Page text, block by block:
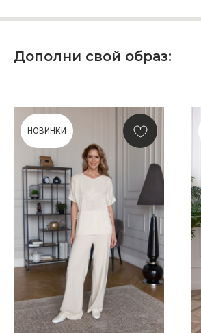
Дополни свой образ:
НОВИНКИ
Хотите быть в курсе всех новинок
и акций, подпишитесь на email рассылку
Ваш e-mail
Подписаться
Новинки, акции, подарки
и модный журнал — всё это
в нашем телеграмм канале:
MIR CASHMERE Official